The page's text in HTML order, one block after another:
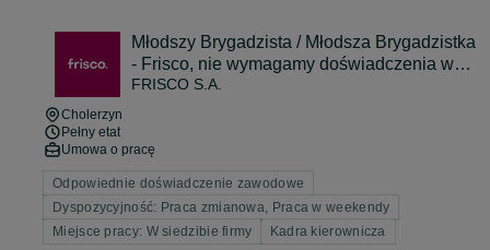
Młodszy Brygadzista / Młodsza Brygadzistka
- Frisco, nie wymagamy doświadczenia w
zarządzaniu
FRISCO S.A.
Cholerzyn
Pełny etat
Umowa o pracę
Odpowiednie doświadczenie zawodowe
Dyspozycyjność: Praca zmianowa, Praca w weekendy
Miejsce pracy: W siedzibie firmy
Kadra kierownicza